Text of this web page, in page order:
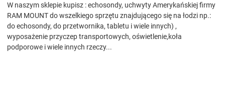
W naszym sklepie kupisz : echosondy, uchwyty Amerykańskiej firmy
RAM MOUNT do wszelkiego sprzętu znajdującego się na łodzi np.:
do echosondy, do przetwornika, tabletu i wiele innych) ,
wyposażenie przyczep transportowych, oświetlenie,koła
podporowe i wiele innych rzeczy...